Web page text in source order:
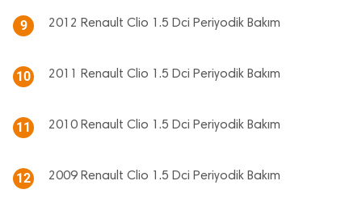
9 2012 Renault Clio 1.5 Dci Periyodik Bakım
10 2011 Renault Clio 1.5 Dci Periyodik Bakım
11 2010 Renault Clio 1.5 Dci Periyodik Bakım
12 2009 Renault Clio 1.5 Dci Periyodik Bakım